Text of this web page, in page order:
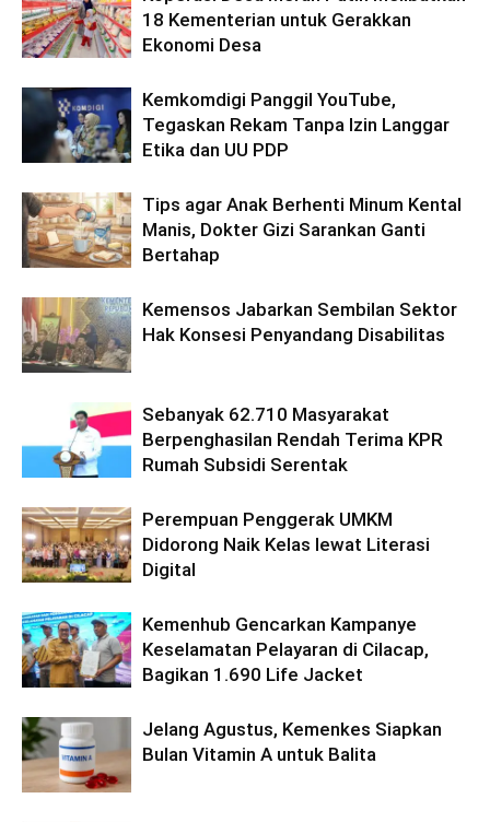
18 Kementerian untuk Gerakkan
Ekonomi Desa
Kemkomdigi Panggil YouTube,
Tegaskan Rekam Tanpa Izin Langgar
Etika dan UU PDP
Tips agar Anak Berhenti Minum Kental
Manis, Dokter Gizi Sarankan Ganti
Bertahap
Kemensos Jabarkan Sembilan Sektor
Hak Konsesi Penyandang Disabilitas
Sebanyak 62.710 Masyarakat
Berpenghasilan Rendah Terima KPR
Rumah Subsidi Serentak
Perempuan Penggerak UMKM
Didorong Naik Kelas lewat Literasi
Digital
Kemenhub Gencarkan Kampanye
Keselamatan Pelayaran di Cilacap,
Bagikan 1.690 Life Jacket
Jelang Agustus, Kemenkes Siapkan
Bulan Vitamin A untuk Balita